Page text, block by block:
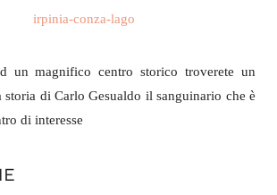
un magnifico centro storico troverete un
storia di Carlo Gesualdo il sanguinario che è
di interesse